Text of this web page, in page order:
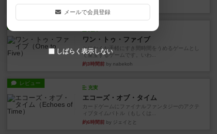
約1時間前by toyota
ワン・トゥ・ファイブ
とにかくお手軽にすき間時間をうめるゲームとし
て重宝するゲームです。いわ...
約3時間前 by nabekoh
レビュー
充実
エコーズ・オブ・タイム
カードゲームにファイナルファンタジーのアクテ
ィブタイムバトル（もしくは...
約6時間前 by ジェイとと
メールで会員登録
しばらく表示しない